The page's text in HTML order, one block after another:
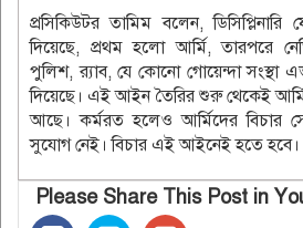
প্রসিকিউটর তামিম বলেন, ডিসিপ্লিনারি
দিয়েছে, প্রথম হলো আর্মি, তারপরে
পুলিশ, র‍্যাব, যে কোনো গোয়েন্দা সংস্থা
দিয়েছে। এই আইন তৈরির শুরু থেকেই
আছে। কর্মরত হলেও আর্মিদের বিচার
সুযোগ নেই। বিচার এই আইনেই হতে হবে।
Please Share This Post in